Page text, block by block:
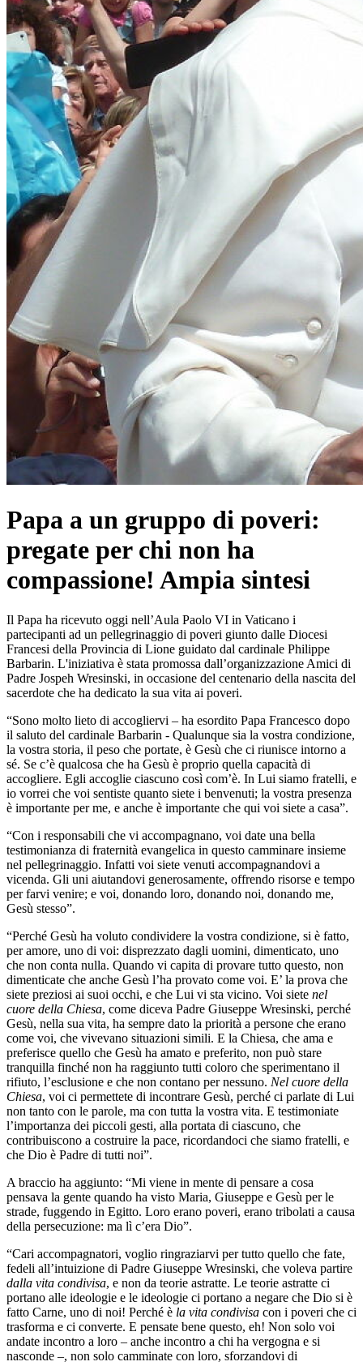
Papa a un gruppo di poveri:
pregate per chi non ha
compassione! Ampia sintesi
Il Papa ha ricevuto oggi nell’Aula Paolo VI in Vaticano i
partecipanti ad un pellegrinaggio di poveri giunto dalle Diocesi
Francesi della Provincia di Lione guidato dal cardinale Philippe
Barbarin. L'iniziativa è stata promossa dall’organizzazione Amici di
Padre Jospeh Wresinski, in occasione del centenario della nascita del
sacerdote che ha dedicato la sua vita ai poveri.
“Sono molto lieto di accogliervi – ha esordito Papa Francesco dopo
il saluto del cardinale Barbarin - Qualunque sia la vostra condizione,
la vostra storia, il peso che portate, è Gesù che ci riunisce intorno a
sé. Se c’è qualcosa che ha Gesù è proprio quella capacità di
accogliere. Egli accoglie ciascuno così com’è. In Lui siamo fratelli, e
io vorrei che voi sentiste quanto siete i benvenuti; la vostra presenza
è importante per me, e anche è importante che qui voi siete a casa”.
“Con i responsabili che vi accompagnano, voi date una bella
testimonianza di fraternità evangelica in questo camminare insieme
nel pellegrinaggio. Infatti voi siete venuti accompagnandovi a
vicenda. Gli uni aiutandovi generosamente, offrendo risorse e tempo
per farvi venire; e voi, donando loro, donando noi, donando me,
Gesù stesso”.
“Perché Gesù ha voluto condividere la vostra condizione, si è fatto,
per amore, uno di voi: disprezzato dagli uomini, dimenticato, uno
che non conta nulla. Quando vi capita di provare tutto questo, non
dimenticate che anche Gesù l’ha provato come voi. E’ la prova che
siete preziosi ai suoi occhi, e che Lui vi sta vicino. Voi siete nel
cuore della Chiesa, come diceva Padre Giuseppe Wresinski, perché
Gesù, nella sua vita, ha sempre dato la priorità a persone che erano
come voi, che vivevano situazioni simili. E la Chiesa, che ama e
preferisce quello che Gesù ha amato e preferito, non può stare
tranquilla finché non ha raggiunto tutti coloro che sperimentano il
rifiuto, l’esclusione e che non contano per nessuno. Nel cuore della
Chiesa, voi ci permettete di incontrare Gesù, perché ci parlate di Lui
non tanto con le parole, ma con tutta la vostra vita. E testimoniate
l’importanza dei piccoli gesti, alla portata di ciascuno, che
contribuiscono a costruire la pace, ricordandoci che siamo fratelli, e
che Dio è Padre di tutti noi”.
A braccio ha aggiunto: “Mi viene in mente di pensare a cosa
pensava la gente quando ha visto Maria, Giuseppe e Gesù per le
strade, fuggendo in Egitto. Loro erano poveri, erano tribolati a causa
della persecuzione: ma lì c’era Dio”.
“Cari accompagnatori, voglio ringraziarvi per tutto quello che fate,
fedeli all’intuizione di Padre Giuseppe Wresinski, che voleva partire
dalla vita condivisa, e non da teorie astratte. Le teorie astratte ci
portano alle ideologie e le ideologie ci portano a negare che Dio si è
fatto Carne, uno di noi! Perché è la vita condivisa con i poveri che ci
trasforma e ci converte. E pensate bene questo, eh! Non solo voi
andate incontro a loro – anche incontro a chi ha vergogna e si
nasconde –, non solo camminate con loro, sforzandovi di